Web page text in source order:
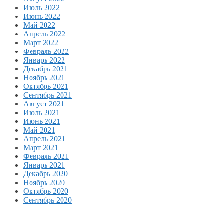
Июль 2022
Июнь 2022
Май 2022
Апрель 2022
Март 2022
Февраль 2022
Январь 2022
Декабрь 2021
Ноябрь 2021
Октябрь 2021
Сентябрь 2021
Август 2021
Июль 2021
Июнь 2021
Май 2021
Апрель 2021
Март 2021
Февраль 2021
Январь 2021
Декабрь 2020
Ноябрь 2020
Октябрь 2020
Сентябрь 2020